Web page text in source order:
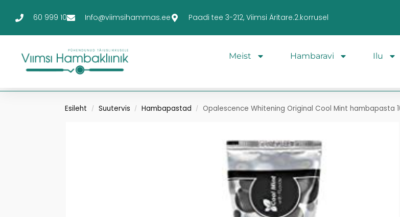
60 999 10 Info@viimsihammas.ee Paadi tee 3-212, Viimsi Äritare.2.korrusel
Meist Hambaravi Ilu
Esileht / Suutervis / Hambapastad / Opalescence Whitening Original Cool Mint hambapasta